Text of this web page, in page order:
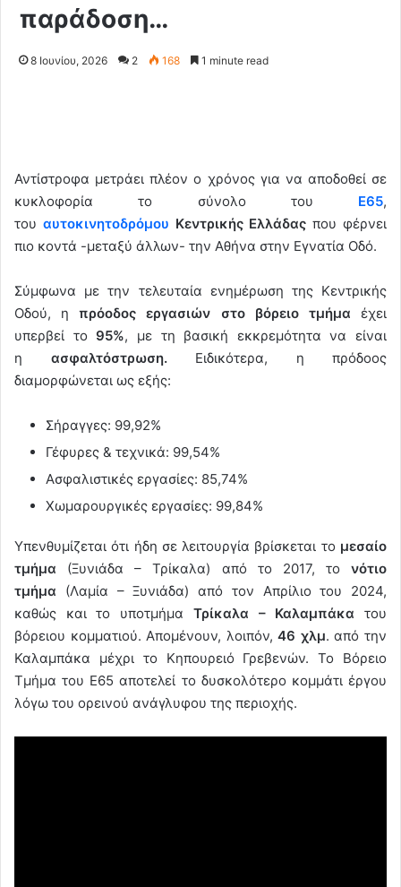
παράδοση…
8 Ιουνίου, 2026 2 168 1 minute read
Αντίστροφα μετράει πλέον ο χρόνος για να αποδοθεί σε
κυκλοφορία το σύνολο του Ε65,
του αυτοκινητοδρόμου Κεντρικής Ελλάδας που φέρνει
πιο κοντά -μεταξύ άλλων- την Αθήνα στην Εγνατία Οδό.
Σύμφωνα με την τελευταία ενημέρωση της Κεντρικής
Οδού, ηπρόοδος εργασιών στο βόρειο τμήμα έχει
υπερβεί το95%, με τη βασική εκκρεμότητα να είναι
η ασφαλτόστρωση.Ειδικότερα, η πρόδοος
διαμορφώνεται ως εξής:
Σήραγγες: 99,92%
Γέφυρες & τεχνικά: 99,54%
Ασφαλιστικές εργασίες: 85,74%
Χωμαρουργικές εργασίες: 99,84%
Υπενθυμίζεται ότι ήδη σε λειτουργία βρίσκεται το μεσαίο
τμήμα (Ξυνιάδα – Τρίκαλα) από το 2017, το νότιο
τμήμα (Λαμία – Ξυνιάδα) από τον Απρίλιο του 2024,
καθώς και το υποτμήμα Τρίκαλα – Καλαμπάκα του
βόρειου κομματιού. Απομένουν, λοιπόν,46 χλμ. από την
Καλαμπάκα μέχρι το Κηπουρειό Γρεβενών. Το Βόρειο
Τμήμα του Ε65 αποτελεί το δυσκολότερο κομμάτι έργου
λόγω του ορεινού ανάγλυφου της περιοχής.